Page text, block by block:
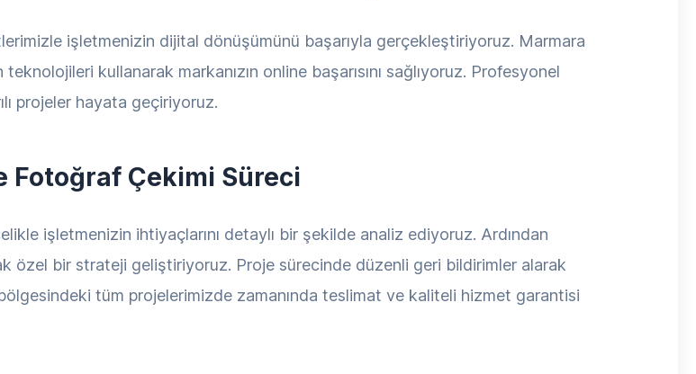
işletmenizin dijital dönüşümünü başarıyla gerçekleştiriyoruz. Marmara
kullanarak markanızın online başarısını sağlıyoruz. Profesyonel
projeler hayata geçiriyoruz.
Fotoğraf Çekimi Süreci
işletmenizin ihtiyaçlarını detaylı bir şekilde analiz ediyoruz. Ardından
özel bir strateji geliştiriyoruz. Proje sürecinde düzenli geri bildirimler alarak
tüm projelerimizde zamanında teslimat ve kaliteli hizmet garantisi